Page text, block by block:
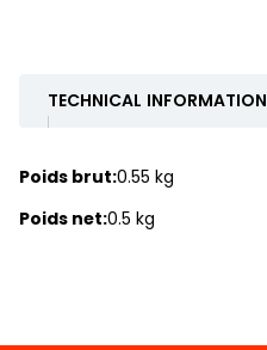
TECHNICAL INFORMATION
Poids brut:0.55 kg
Poids net:0.5 kg